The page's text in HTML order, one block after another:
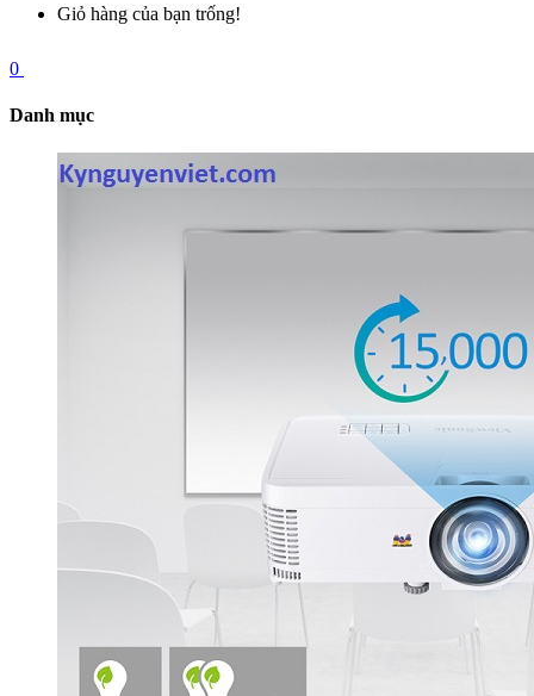
Giỏ hàng của bạn trống!
0
Danh mục